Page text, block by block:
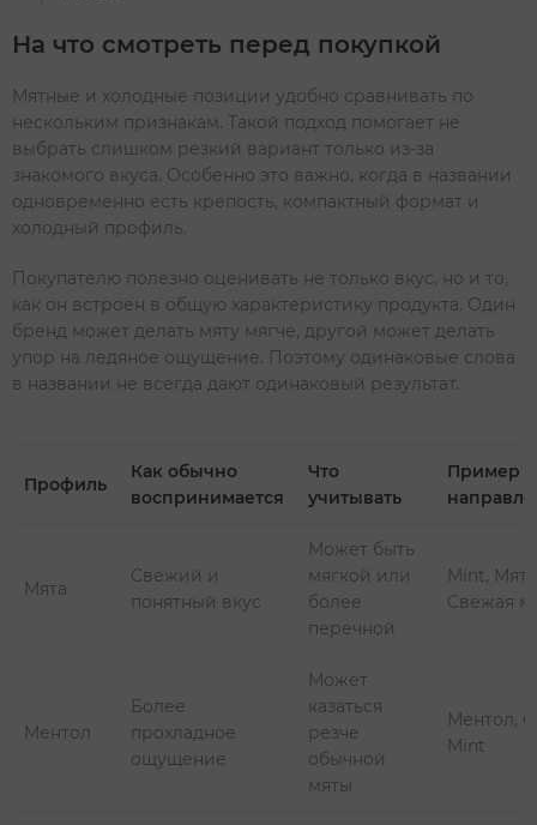
На что смотреть перед покупкой
Мятные и холодные позиции удобно сравнивать по
нескольким признакам. Такой подход помогает не
выбрать слишком резкий вариант только из-за
знакомого вкуса. Особенно это важно, когда в названии
одновременно есть крепость, компактный формат и
холодный профиль.
Покупателю полезно оценивать не только вкус, но и то,
как он встроен в общую характеристику продукта. Один
бренд может делать мяту мягче, другой может делать
упор на ледяное ощущение. Поэтому одинаковые слова
в названии не всегда дают одинаковый результат.
Профиль
Как обычно
воспринимается
Что
учитывать
Пример
Мята
Свежий и
понятный вкус
Может быть
мягкой или
более
перечной
Mint,
Свежая
Ментол
Более
прохладное
ощущение
Может
казаться
резче
обычной
мяты
Ментол,
Mint